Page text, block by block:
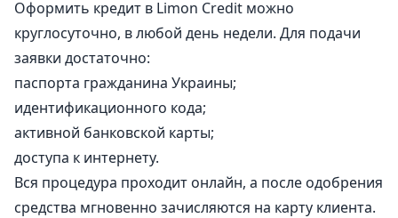
Оформить кредит в Limon Credit можно
круглосуточно, в любой день недели. Для подачи
заявки достаточно:
паспорта гражданина Украины;
идентификационного кода;
активной банковской карты;
доступа к интернету.
Вся процедура проходит онлайн, а после одобрения
средства мгновенно зачисляются на карту клиента.